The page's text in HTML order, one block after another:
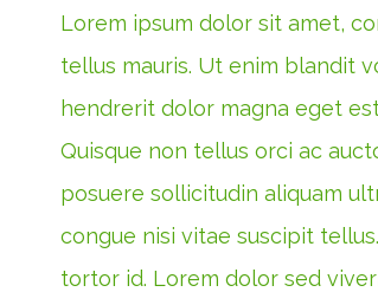
Lorem ipsum dolor sit amet,
tellus mauris. Ut enim blandit
hendrerit dolor magna eget
Quisque non tellus orci ac
posuere sollicitudin aliquam
congue nisi vitae suscipit
tortor id. Lorem dolor sed